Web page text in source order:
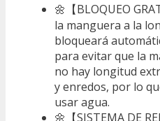
🌼【BLOQUEO
la manguera a la
bloqueará
para evitar que la
no hay longitud
y enredos, por lo
usar agua.
🌼【SISTEMA DE